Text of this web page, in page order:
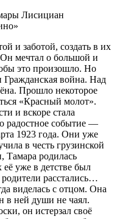
и заботой, создать в их
мечтал о большой и
это произошло. Но
Гражданская война. Над
Прошло некоторое
«Красный молот».
и вскоре стала
радостное событие —
1923 года. Они уже
в честь грузинской
родилась
уже в детстве был
расстались…
виделась с отцом. Она
в ней души не чаял.
он истерзал своё